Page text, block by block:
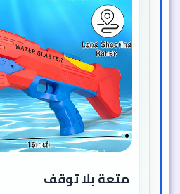
متعة بلا توقف